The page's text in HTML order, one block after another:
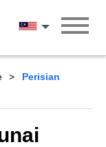
بهاس ملايو
Perisian